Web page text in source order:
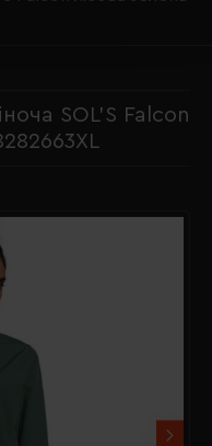
SOL'S Falcon